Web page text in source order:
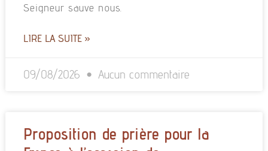
Seigneur sauve nous.
LIRE LA SUITE »
09/08/2026 Aucun commentaire
Proposition de prière pour la